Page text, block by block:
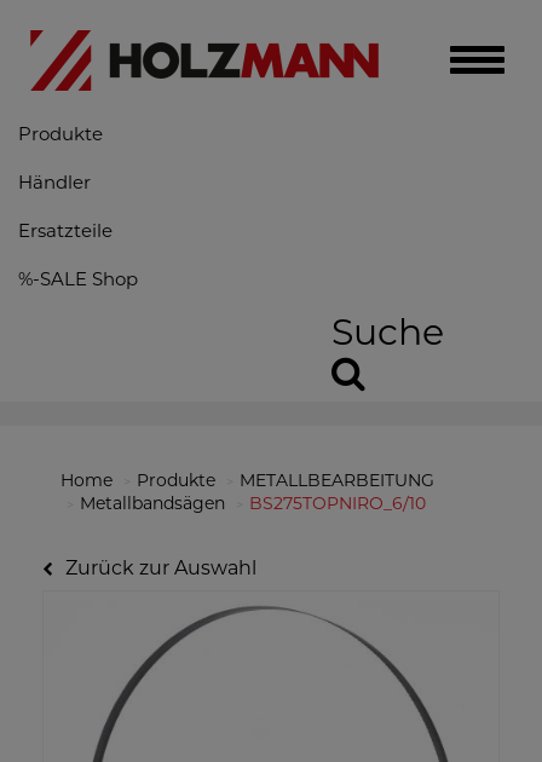
Toggle
Produkte
Händler
Ersatzteile
%-SALE Shop
Suche
Home Produkte
METALLBEARBEITUNG
Metallbandsägen
BS275TOPNIRO_6/10
Zurück zur Auswahl